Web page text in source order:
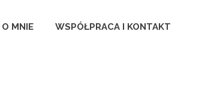
O MNIE WSPÓŁPRACA I KONTAKT